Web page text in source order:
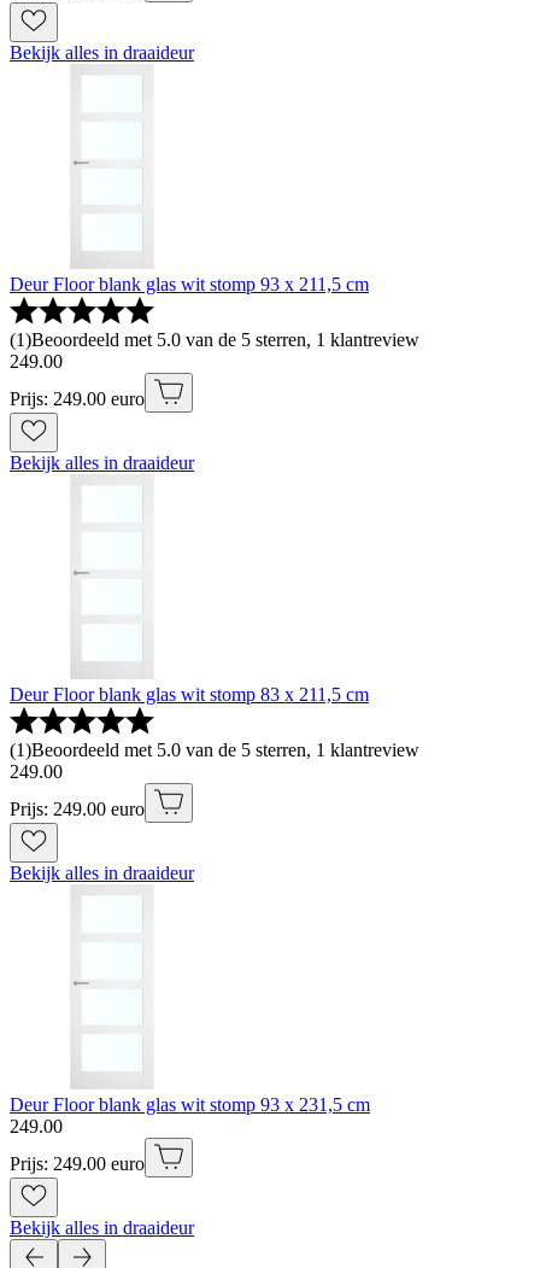
Bekijk alles in draaideur
Deur Floor blank glas wit stomp 93 x 211,5 cm
(1)Beoordeeld met 5.0 van de 5 sterren, 1 klantreview
249.00
Prijs: 249.00 euro
Bekijk alles in draaideur
Deur Floor blank glas wit stomp 83 x 211,5 cm
(1)Beoordeeld met 5.0 van de 5 sterren, 1 klantreview
249.00
Prijs: 249.00 euro
Bekijk alles in draaideur
Deur Floor blank glas wit stomp 93 x 231,5 cm
249.00
Prijs: 249.00 euro
Bekijk alles in draaideur